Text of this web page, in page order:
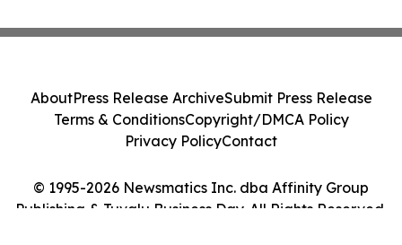
© 1995-2026 Newsmatics Inc. dba Affinity Group
Publishing & Tuvalu Business Day. All Rights Reserved.
AboutPress Release ArchiveSubmit Press Release
Terms & ConditionsCopyright/DMCA Policy
Privacy PolicyContact